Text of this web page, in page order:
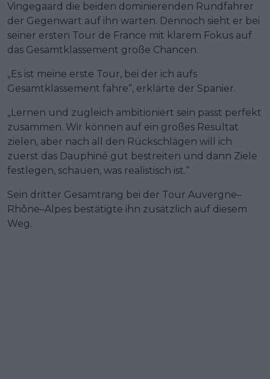
Vingegaard die beiden dominierenden Rundfahrer
der Gegenwart auf ihn warten. Dennoch sieht er bei
seiner ersten Tour de France mit klarem Fokus auf
das Gesamtklassement große Chancen.
„Es ist meine erste Tour, bei der ich aufs
Gesamtklassement fahre“, erklärte der Spanier.
„Lernen und zugleich ambitioniert sein passt perfekt
zusammen. Wir können auf ein großes Resultat
zielen, aber nach all den Rückschlägen will ich
zuerst das Dauphiné gut bestreiten und dann Ziele
festlegen, schauen, was realistisch ist.“
Sein dritter Gesamtrang bei der Tour Auvergne–
Rhône–Alpes bestätigte ihn zusätzlich auf diesem
Weg.